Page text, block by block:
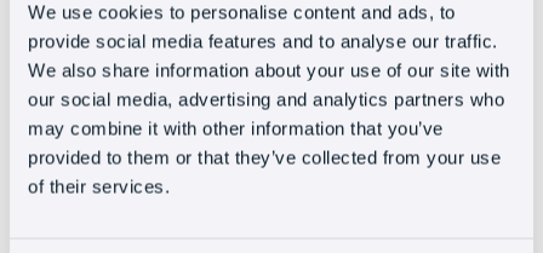
We use cookies to personalise content and ads, to
provide social media features and to analyse our traffic.
We also share information about your use of our site with
our social media, advertising and analytics partners who
may combine it with other information that you’ve
provided to them or that they’ve collected from your use
of their services.
Quali informazioni sono state prese in
considerazione per la configurazione del
chatbot?